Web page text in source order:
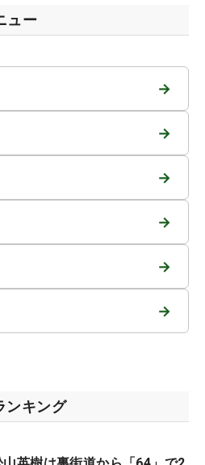
ュー
→
→
→
→
→
→
ンキング